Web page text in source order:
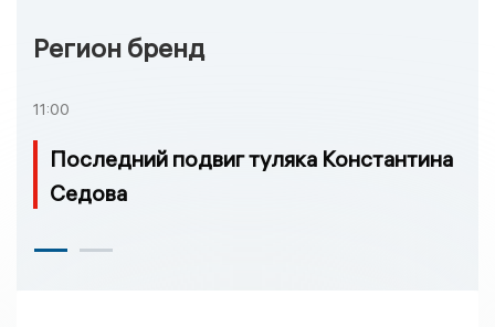
Регион бренд
11:00
Последний подвиг туляка Константина
Седова